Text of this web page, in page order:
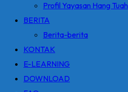
Profil Yayasan Hang Tuah
BERITA
Berita-berita
KONTAK
E-LEARNING
DOWNLOAD